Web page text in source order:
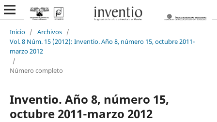
Inicio / Archivos /
Vol. 8 Núm. 15 (2012): Inventio. Año 8, número 15, octubre 2011-
marzo 2012
/
Número completo
Inventio. Año 8, número 15,
octubre 2011-marzo 2012